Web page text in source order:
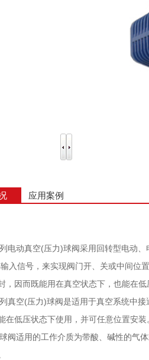
应用案例
电动真空(压力)球阀采用回转型电动
入信号，来实现阀门开、关或中间位
，因而既能用在真空状态下，也能在低
真空(压力)球阀是适用于真空系统中
在低压状态下使用，并可任意位置安装
阀适用的工作介质为带酸、碱性的气